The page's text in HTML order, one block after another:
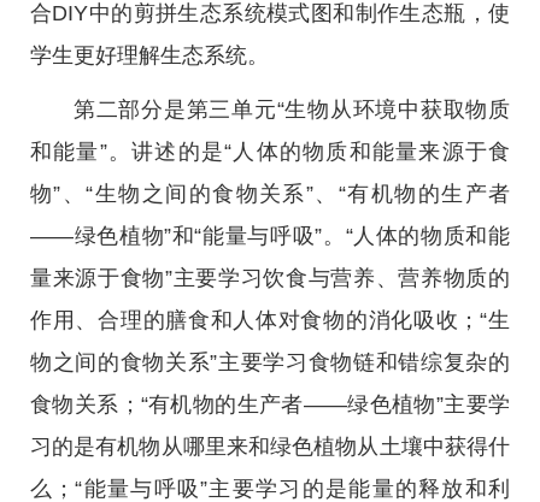
合DIY中的剪拼生态系统模式图和制作生态瓶，使
学生更好理解生态系统。
第二部分是第三单元“生物从环境中获取物质
和能量”。讲述的是“人体的物质和能量来源于食
物”、“生物之间的食物关系”、“有机物的生产者
——绿色植物”和“能量与呼吸”。“人体的物质和能
量来源于食物”主要学习饮食与营养、营养物质的
作用、合理的膳食和人体对食物的消化吸收；“生
物之间的食物关系”主要学习食物链和错综复杂的
食物关系；“有机物的生产者——绿色植物”主要学
习的是有机物从哪里来和绿色植物从土壤中获得什
么；“能量与呼吸”主要学习的是能量的释放和利